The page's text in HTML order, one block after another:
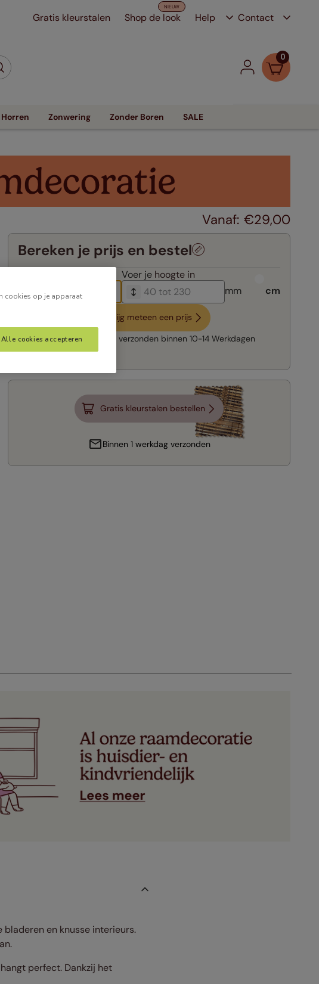
Gratis kleurstalen Shop de look Help Contact
0
Horren Zonwering Zonder Boren SALE
€29,00
Bereken je prijs en bestel
Voer je hoogte in
mm
cm
Krijg meteen een prijs
Snelle levering:
verzonden binnen 10-14 Werkdagen
Gratis kleurstalen bestellen
Binnen 1 werkdag verzonden
en knusse interieurs.
perfect. Dankzij het
cookies op je apparaat
Alle cookies accepteren